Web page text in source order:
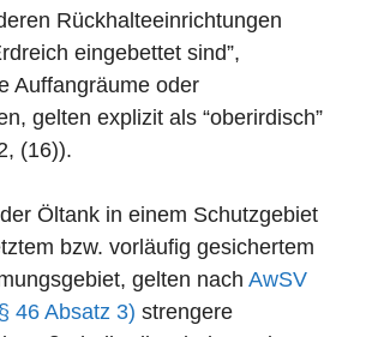
Rückhalteeinrichtungen
eingebettet sind”,
Auffangräume oder
gelten explizit als “oberirdisch”
(16)).
Öltank in einem Schutzgebiet
bzw. vorläufig gesichertem
gelten nach AwSV
46 Absatz 3) strengere